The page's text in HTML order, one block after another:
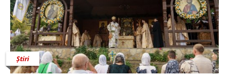
Știri